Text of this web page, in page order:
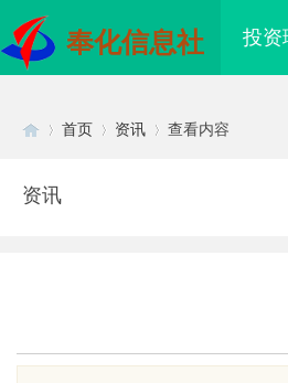
奉化信息社 投资
首页 资讯 查看内容
资讯